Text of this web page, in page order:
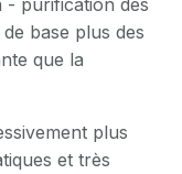
- purification des
base plus des
que la
plus
et très